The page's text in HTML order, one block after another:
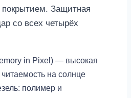
Защитная
со всех четырёх
in Pixel) — высокая
читаемость на солнце
полимер и